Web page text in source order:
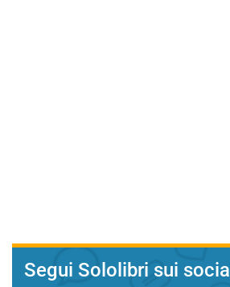
Segui Sololibri sui social